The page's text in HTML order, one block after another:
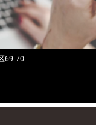
69-70